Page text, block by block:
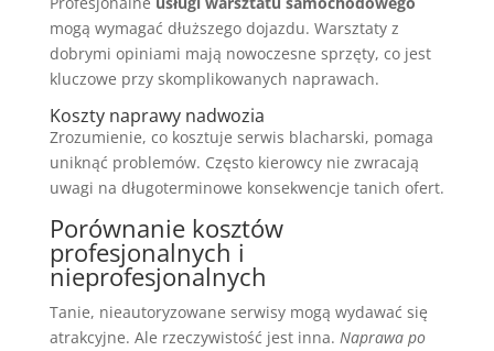
mogą wymagać dłuższego dojazdu. Warsztaty z
dobrymi opiniami mają nowoczesne sprzęty, co jest
kluczowe przy skomplikowanych naprawach.
Koszty naprawy nadwozia
Zrozumienie, co kosztuje serwis blacharski, pomaga
uniknąć problemów. Często kierowcy nie zwracają
uwagi na długoterminowe konsekwencje tanich ofert.
Porównanie kosztów
profesjonalnych i
nieprofesjonalnych
Tanie, nieautoryzowane serwisy mogą wydawać się
atrakcyjne. Ale rzeczywistość jest inna. Naprawa po